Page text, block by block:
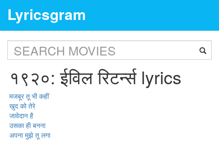
Lyricsgram
१९२०: ईविल रिटर्न्स lyrics
मजबूर तू भी कहीं
खुद को तेरे
जावेदान है
उसका ही बनना
अपना मुझे तू लगा